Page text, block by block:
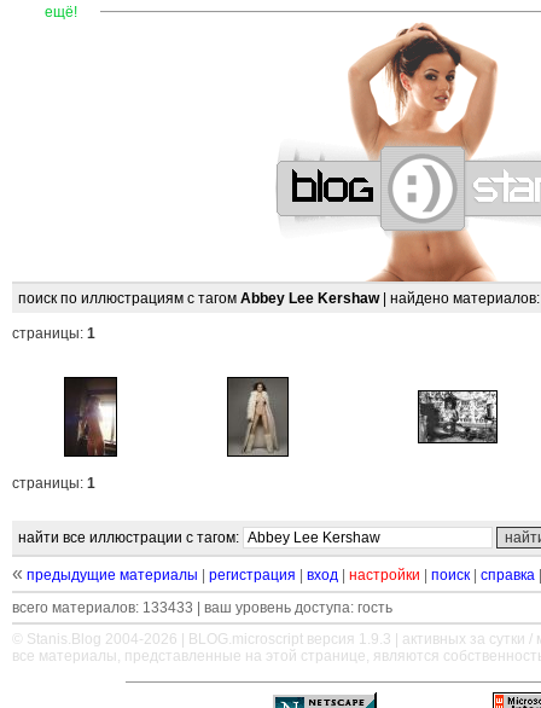
ещё! ——————————————————————
поиск по иллюстрациям с тагом Abbey Lee Kershaw| найдено
страницы: 1
страницы: 1
найти все иллюстрации с тагом:
« предыдущие материалы регистрация вход настройки поиск справка
всего материалов: 133433 | ваш уровень доступа: гость
© Stanis.Blog 2004-2026 |
BLOG.microscript версия 1.9.3 | активных за сутки /
все материалы, представленные на этой странице, являются
—————————————————————